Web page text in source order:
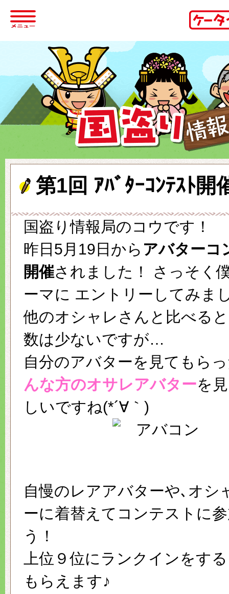
第1回 ｱﾊﾞﾀｰｺﾝﾃｽﾄ開
国盗り情報局のコウです！
昨日5月19日から アバターコ
開催されました ！
さっそく
ーマに エントリーしてみま
他のオシャレさんと比べる
数は少ないですが…
自分のアバターを見てもら
んな方のオサレアバターを
しいですね(*´∀｀)
自慢のレアアバターや､オシ
ーに着替えてコンテストに
う！
上位９位にランクインをす
もらえます♪